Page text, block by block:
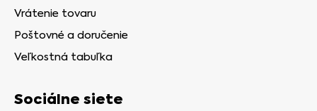
Vrátenie tovaru
Poštovné a doručenie
Veľkostná tabuľka
Sociálne siete